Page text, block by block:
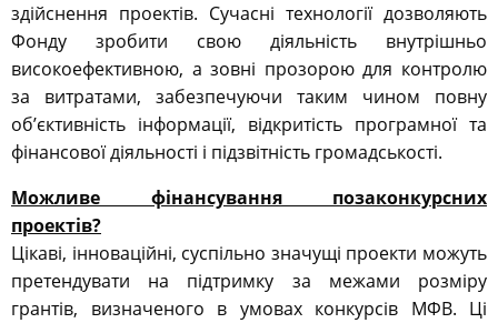
здійснення проектів. Сучасні технології дозволяють
Фонду зробити свою діяльність внутрішньо
високоефективною, а зовні прозорою для контролю
за витратами, забезпечуючи таким чином повну
об’єктивність інформації, відкритість програмної та
фінансової діяльності і підзвітність громадськості.
Можливе фінансування позаконкурсних
проектів?
Цікаві, інноваційні, суспільно значущі проекти можуть
претендувати на підтримку за межами розміру
грантів, визначеного в умовах конкурсів МФВ. Ці